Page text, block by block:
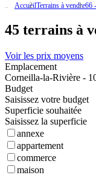
AccueilTerrains à vendre66
45 terrains à
Voir les prix moyens
Emplacement
Corneilla-la-Rivière -
Budget
Saisissez votre budget
Superficie souhaitée
Saisissez la superficie
annexe
appartement
commerce
maison